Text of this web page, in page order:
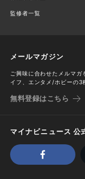
監修者一覧
メールマガジン
ご興味に合わせたメルマ
イフ、エンタメ/ホビーの3
無料登録はこちら
マイナビニュース 公